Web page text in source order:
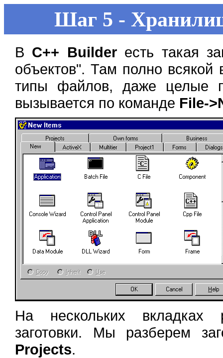
Шаг 5 -
В C++ Builderесть такая
объектов". Там полно всякой
типы файлов, даже целые
вызывается по команде File-
На нескольких вкладках
заготовки. Мы разберем
Projects.